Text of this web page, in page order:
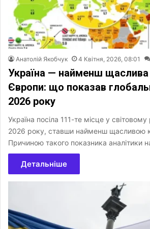
Анатолій Якобчук 4 Квітня, 2026, 08:01
Україна — найменш щаслива
Європи: що показав
2026 року
Україна посіла 111-те місце у
2026 року, ставши найменш щасливою
Причиною такого показника аналітики
Детальніше